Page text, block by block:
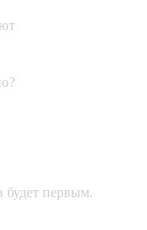
будет первым.